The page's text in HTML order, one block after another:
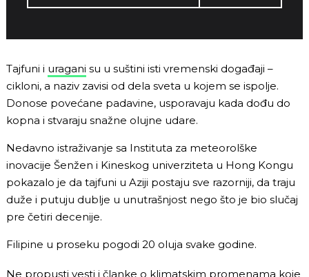
Tajfuni i uragani su u suštini isti vremenski događaji –
cikloni, a naziv zavisi od dela sveta u kojem se ispolje.
Donose povećane padavine, usporavaju kada dođu do
kopna i stvaraju snažne olujne udare.
Nedavno istraživanje sa Instituta za meteorolške
inovacije Šenžen i Kineskog univerziteta u Hong Kongu
pokazalo je da tajfuni u Aziji postaju sve razorniji, da traju
duže i putuju dublje u unutrašnjost nego što je bio slučaj
pre četiri decenije.
Filipine u proseku pogodi 20 oluja svake godine.
Ne propusti vesti i članke o klimatskim promenama koje